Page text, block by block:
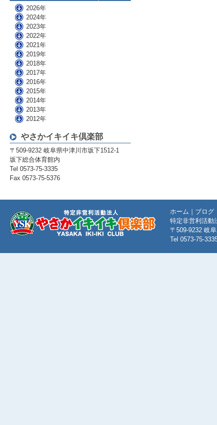
2026年
2024年
2023年
2022年
2021年
2019年
2018年
2017年
2016年
2015年
2014年
2013年
2012年
やさかイキイキ倶楽部
〒509-9232 岐阜県中津川市坂下1512-1
坂下総合体育館内
Tel 0573-75-3335
Fax 0573-75-5376
ホーム ｜ ブログ
特定非営利活動
〒509-9232 岐
Tel 0573-75-